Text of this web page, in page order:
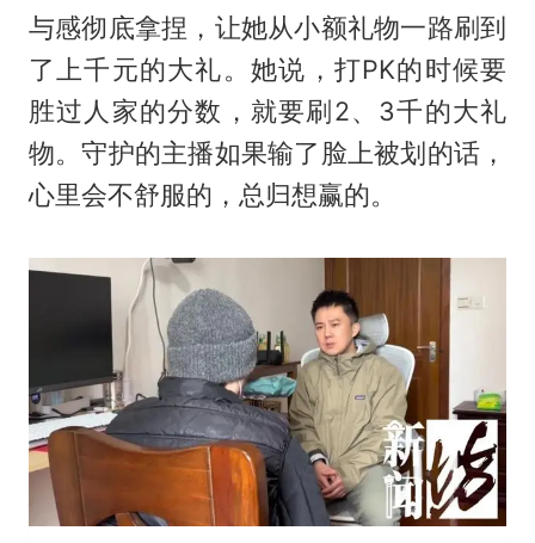
与感彻底拿捏，让她从小额礼物一路刷到
了上千元的大礼。她说，打PK的时候要
胜过人家的分数，就要刷2、3千的大礼
物。守护的主播如果输了脸上被划的话，
心里会不舒服的，总归想赢的。